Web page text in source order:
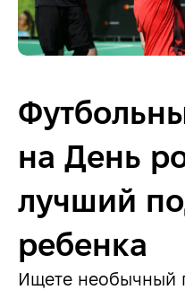
на День
лучший
ребенка
Ищете необычный